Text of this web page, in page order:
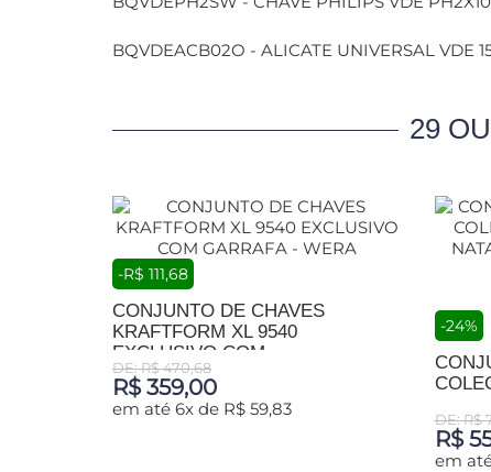
BQVDEACB02O - ALICATE UNIVERSAL VDE
29
-R$ 111,68
CONJUNTO DE CHAVES
KRAFTFORM XL 9540
EXCLUSIVO COM...
DE: R$ 470,68
R$ 359,00
em até 6x de R$ 59,83
-24%
DE: R$
R$
em